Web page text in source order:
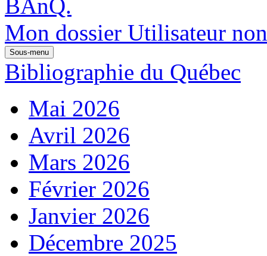
Mon dossier Utilisateur
Sous-menu
Bibliographie du Québec
Mai 2026
Avril 2026
Mars 2026
Février 2026
Janvier 2026
Décembre 2025